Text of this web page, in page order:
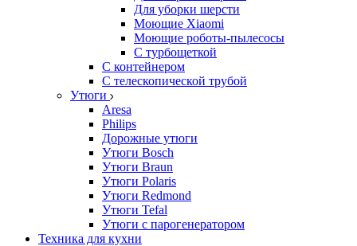
Для уборки шерсти
Моющие Xiaomi
Моющие роботы-пылесосы
С турбощеткой
С контейнером
С телескопической трубой
Утюги
Aresa
Philips
Дорожные утюги
Утюги Bosch
Утюги Braun
Утюги Polaris
Утюги Redmond
Утюги Tefal
Утюги с парогенератором
Техника для кухни